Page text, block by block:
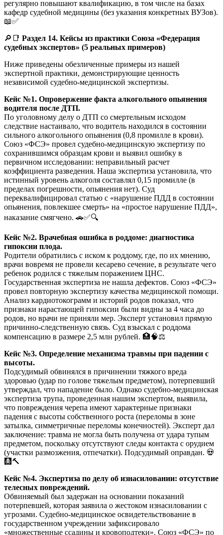
регулярно повышают квалификацию, в том числе на базах
кафедр судебной медицины (без указания конкретных ВУЗов).
📖✅
🔎📑 Раздел 14. Кейсы из практики Союза «Федерация
судебных экспертов» (5 реальных примеров)
Ниже приведены обезличенные примеры из нашей
экспертной практики, демонстрирующие ценность
независимой судебно-медицинской экспертизы.
Кейс №1. Опровержение факта алкогольного опьянения
водителя после ДТП.
По уголовному делу о ДТП со смертельным исходом
следствие настаивало, что водитель находился в состоянии
сильного алкогольного опьянения (0,8 промилле в крови).
Союз «ФСЭ» провел судебно-медицинскую экспертизу по
сохранившимся образцам крови и выявил ошибку в
первичном исследовании: неправильный расчет
коэффициента разведения. Наша экспертиза установила, что
истинный уровень алкоголя составлял 0,15 промилле (в
пределах погрешности, опьянения нет). Суд
переквалифицировал статью с «нарушение ПДД в состоянии
опьянения, повлекшее смерть» на «простое нарушение ПДД»,
наказание смягчено. 🚗✅🔍
Кейс №2. Врачебная ошибка в роддоме: диагностика
гипоксии плода.
Родители обратились с иском к роддому, где, по их мнению,
врачи вовремя не провели кесарево сечение, в результате чего
ребенок родился с тяжелым поражением ЦНС.
Государственная экспертиза не нашла дефектов. Союз «ФСЭ»
провел повторную экспертизу качества медицинской помощи.
Анализ кардиотокограмм и историй родов показал, что
признаки нарастающей гипоксии были видны за 4 часа до
родов, но врачи не приняли мер. Эксперт установил прямую
причинно-следственную связь. Суд взыскал с роддома
компенсацию в размере 2,5 млн рублей. 🏥🧠⚖️
Кейс №3. Определение механизма травмы при падении с
высоты.
Подсудимый обвинялся в причинении тяжкого вреда
здоровью (удар по голове тяжелым предметом), потерпевший
утверждал, что нападение было. Однако судебно-медицинская
экспертиза трупа, проведенная нашим экспертом, выявила,
что повреждения черепа имеют характерные признаки
падения с высоты собственного роста (переломы в зоне
затылка, симметричные переломы конечностей). Эксперт дал
заключение: травма не могла быть получена от удара тупым
предметом, поскольку отсутствуют следы контакта с орудием
(участки размозжения, отпечатки). Подсудимый оправдан. 💀
🩻🔨
Кейс №4. Экспертиза по делу об изнасиловании: отсутствие
телесных повреждений.
Обвиняемый был задержан на основании показаний
потерпевшей, которая заявила о жестоком изнасиловании с
угрозами. Судебно-медицинское освидетельствование в
государственном учреждении зафиксировало
«множественные ссадины и кровоподтеки». Союз «ФСЭ» по